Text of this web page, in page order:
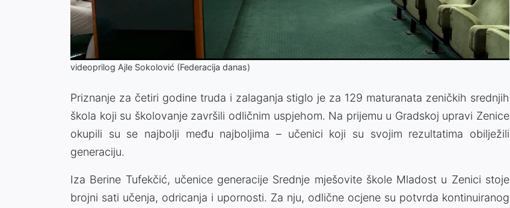
videoprilog Ajle Sokolović (Federacija danas)
Priznanje za četiri godine truda i zalaganja stiglo je za 129 maturanata zeničkih srednjih
škola koji su školovanje završili odličnim uspjehom. Na prijemu u Gradskoj upravi Zenice
okupili su se najbolji među najboljima – učenici koji su svojim rezultatima obilježili
generaciju.
Iza Berine Tufekčić, učenice generacije Srednje mješovite škole Mladost u Zenici stoje
brojni sati učenja, odricanja i upornosti. Za nju, odlične ocjene su potvrda kontinuiranog